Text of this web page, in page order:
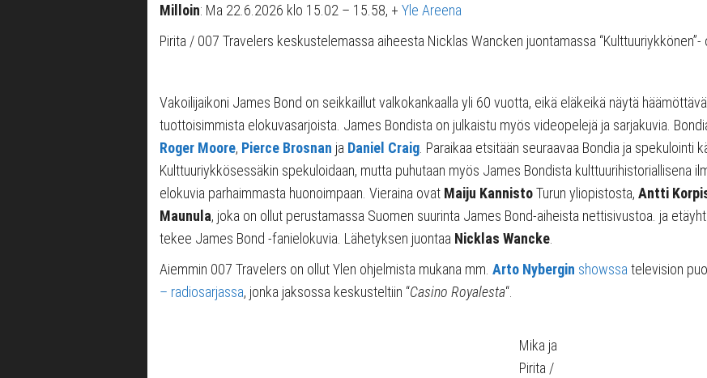
Milloin: Ma 22.6.2026 klo 15.02 – 15.58, + Yle Areena
Pirita / 007 Travelers keskustelemassa aiheesta Nicklas Wancken juontamassa “Kulttuuriykkönen”-
Vakoilijaikoni James Bond on seikkaillut valkokankaalla yli 60 vuotta, eikä eläkeikä näytä
tuottoisimmista elokuvasarjoista. James Bondista on julkaistu myös videopelejä ja sarjakuvia.
Roger Moore, Pierce Brosnan ja Daniel Craig . Paraikaa etsitään seuraavaa Bondia ja spekulointi
Kulttuuriykkösessäkin spekuloidaan, mutta puhutaan myös James Bondista kulttuurihistoriallisena
elokuvia parhaimmasta huonoimpaan. Vieraina ovat Maiju KannistoTurun yliopistosta, Antti
Maunula, joka on ollut perustamassa Suomen suurinta James Bond-aiheista nettisivustoa. ja
tekee James Bond -fanielokuvia. Lähetyksen juontaa Nicklas Wancke
Aiemmin 007 Travelers on ollut Ylen ohjelmista mukana mm. Arto Nybergin showssa television
– radiosarjassa, jonka jaksossa keskusteltiin “Casino Royalesta“.
Mika ja
Pirita /